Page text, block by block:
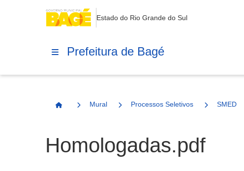
Estado do Rio Grande do Sul
Prefeitura de Bagé
Página Inicial
Mural Processos Seletivos SMED
Homologadas.pdf